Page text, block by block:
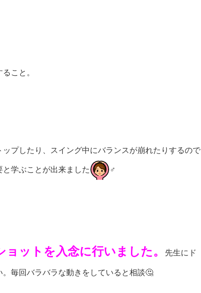
こと。
プしたり、スイング中にバランスが崩れたりするので
学ぶことが出来ました ‍♂️
ットを入念に行いました。 先生にド
毎回バラバラな動きをしていると相談🤔